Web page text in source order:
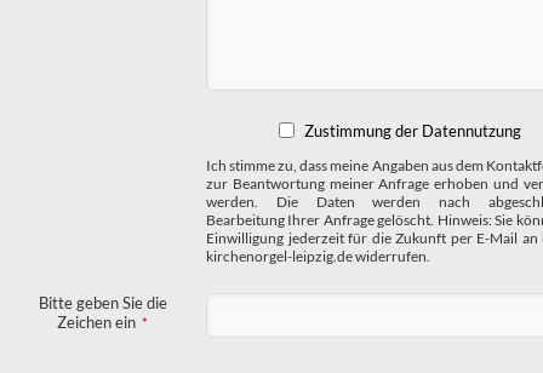
Zustimmung der Datennutzung
Ich stimme zu, dass meine Angaben aus dem
zur Beantwortung meiner Anfrage erhoben und
werden. Die Daten werden nach
Bearbeitung Ihrer Anfrage gelöscht. Hinweis: Sie
Einwilligung jederzeit für die Zukunft per E-Mail an
kirchenorgel-leipzig.de widerrufen.
Bitte geben Sie die
Zeichen ein *